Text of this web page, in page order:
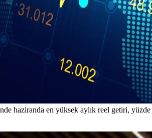
haziranda en yüksek aylık reel getiri,